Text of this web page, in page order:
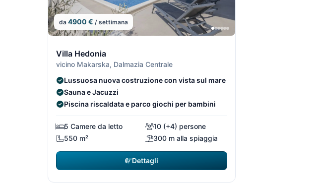
da 4900 € / settimana
Villa Hedonia
vicino Makarska, Dalmazia Centrale
Lussuosa nuova costruzione con vista sul mare
Sauna e Jacuzzi
Piscina riscaldata e parco giochi per bambini
5 Camere da letto
10 (+4) persone
550 m²
300 m alla spiaggia
Dettagli